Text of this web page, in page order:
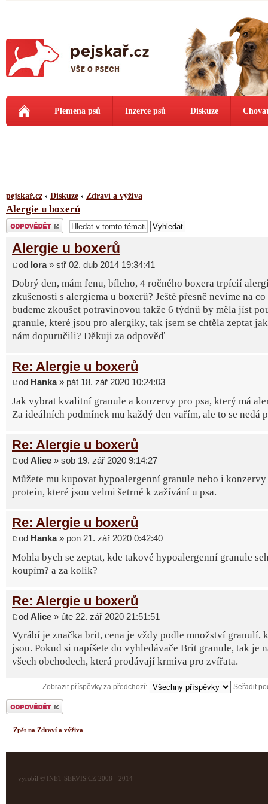
Plemena psů Inzerce psů Diskuze
pejskař.cz ‹ Diskuze ‹ Zdraví a výživa
Alergie u boxerů
Odeslat odpověď
Alergie u boxerů
od lora» stř 02. dub 2014 19:34:41
Dobrý den, mám fenu, bíleho, 4 ročného boxera trpícií
zkušenosti s alergiema u boxerů? Ještě přesně nevíme na
budeme zkoušet potravinovou takže 6 týdnů by měla jíst
granule, které jsou pro alergiky, tak jsem se chtěla zeptat
nám dopuručili? Děkuji za odpověď
Re: Alergie u boxerů
od Hanka» pát 18. zář 2020 10:24:03
Jak vybrat kvalitní granule a konzervy pro psa, který má
Za ideálních podmínek mu každý den vařím, ale to se nedá
Re: Alergie u boxerů
od Alice » sob 19. zář 2020 9:14:27
Můžete mu kupovat hypoalergenní granule nebo i
protein, které jsou velmi šetrné k zažívání u psa.
Re: Alergie u boxerů
od Hanka» pon 21. zář 2020 0:42:40
Mohla bych se zeptat, kde takové hypoalergenní granule
koupím? a za kolik?
Re: Alergie u boxerů
od Alice » úte 22. zář 2020 21:51:51
Vyrábí je značka brit, cena je vždy podle množství granulí,
jsou. Pokud si napíšete do vyhledávače Brit granule, tak je
všech obchodech, která prodávají krmiva pro zvířata.
Zobrazit příspěvky za předchozí: Seřadit
Odeslat odpověď
Zpět na Zdraví a výživa
vyrobil © INET-SERVIS.CZ 2008 - 2014